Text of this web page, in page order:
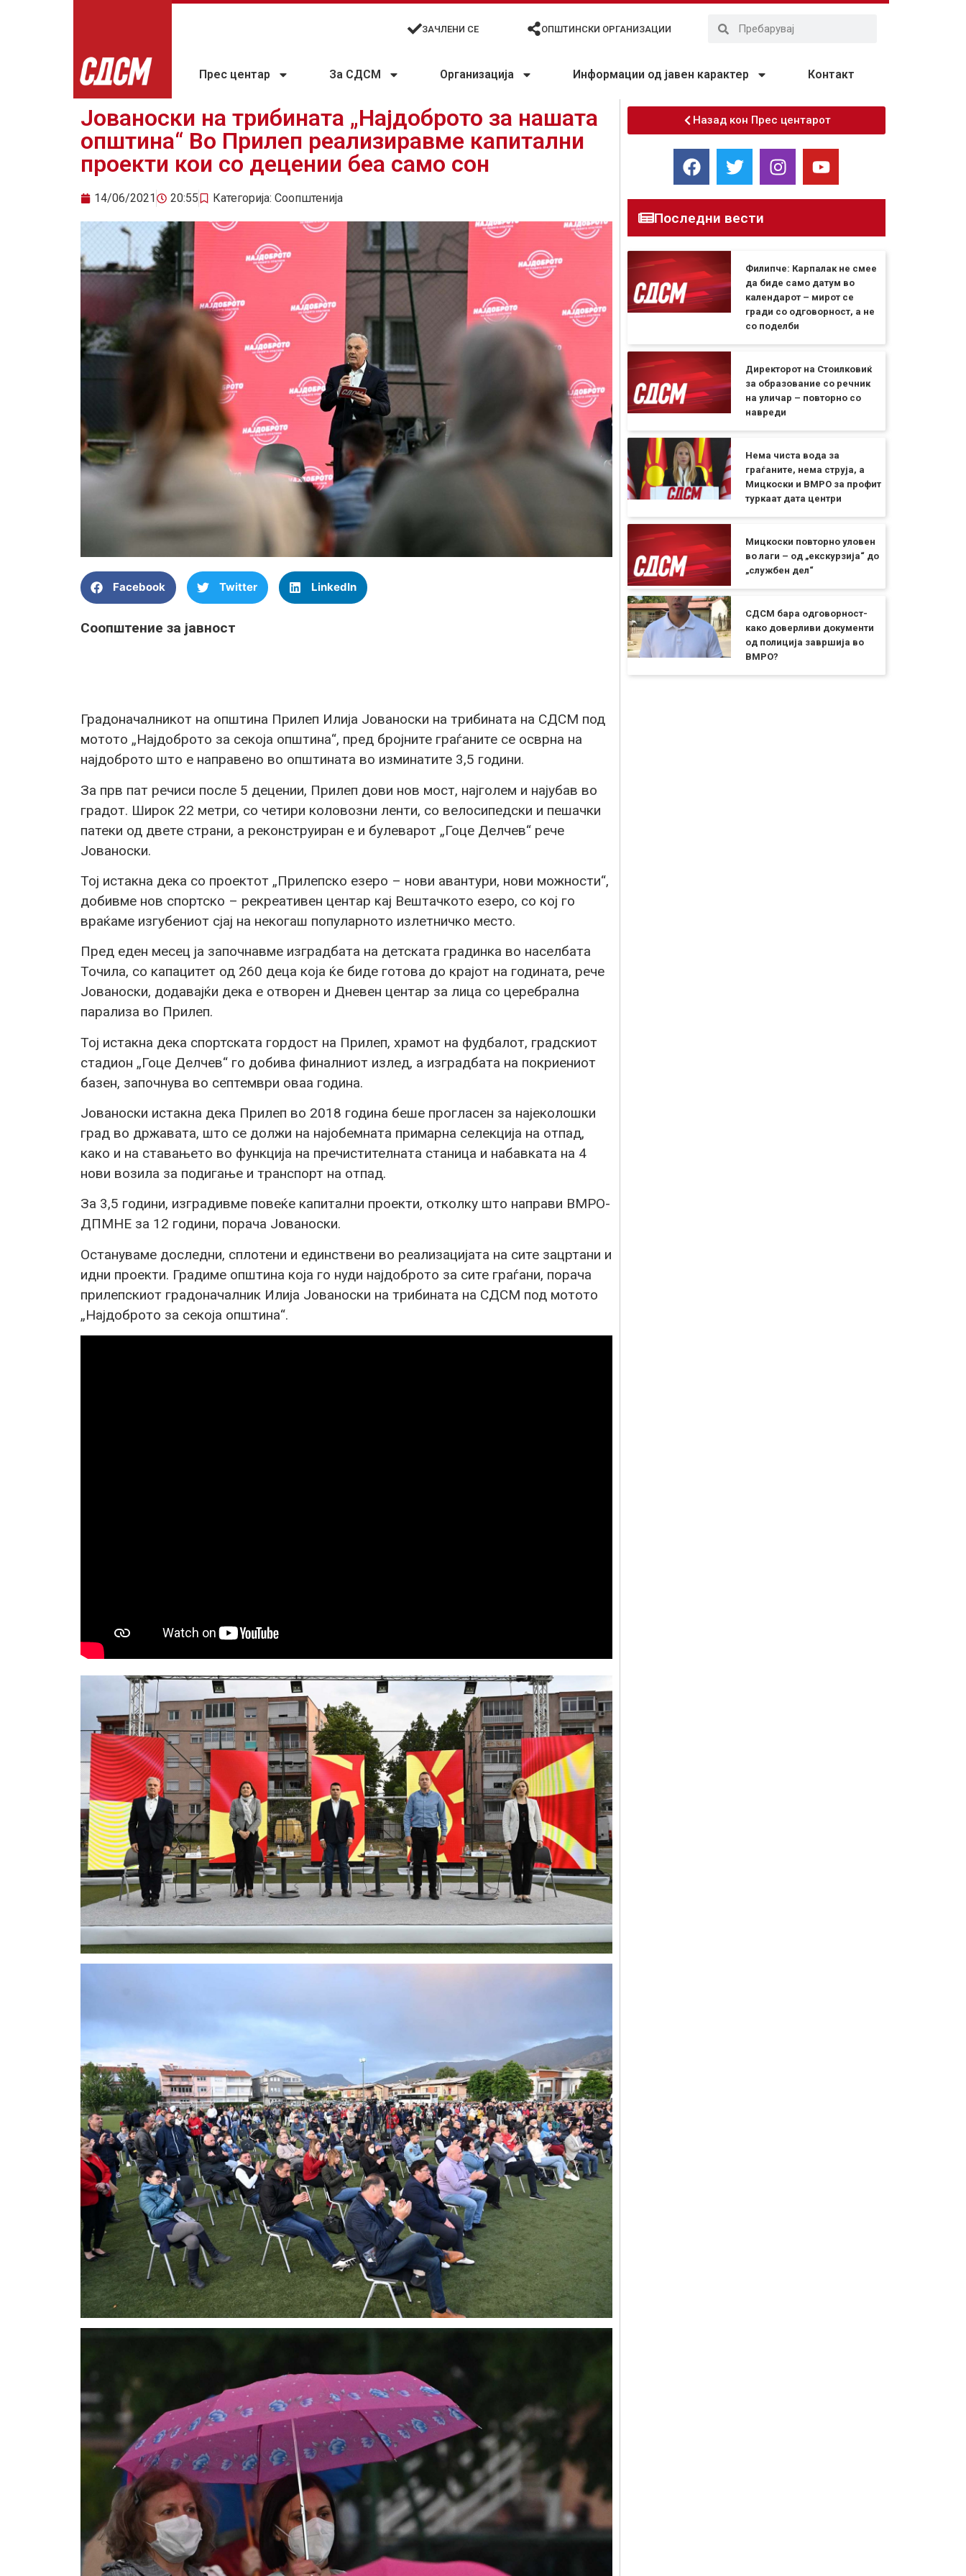
ЗАЧЛЕНИ СЕ ОПШТИНСКИ ОРГАНИЗАЦИИ
Прес центар За СДСМ Организација Информации од јавен карактер Контакт
Јованоски на трибината „Најдоброто за нашата
општина“ Во Прилеп реализиравме капитални
проекти кои со децении беа само сон
14/06/2021 20:55 Категорија: Соопштенија
Facebook Twitter LinkedIn
Соопштение за јавност
Градоначалникот на општина Прилеп Илија Јованоски на трибината на СДСМ под
мотото „Најдоброто за секоја општина“, пред бројните граѓаните се осврна на
најдоброто што е направено во општината во изминатите 3,5 години.
За прв пат речиси после 5 децении, Прилеп дови нов мост, најголем и најубав во
градот. Широк 22 метри, со четири коловозни ленти, со велосипедски и пешачки
патеки од двете страни, а реконструиран е и булеварот „Гоце Делчев“ рече
Јованоски.
Тој истакна дека со проектот „Прилепско езеро – нови авантури, нови можности“,
добивме нов спортско – рекреативен центар кај Вештачкото езеро, со кој го
враќаме изгубениот сјај на некогаш популарното излетничко место.
Пред еден месец ја започнавме изградбата на детската градинка во населбата
Точила, со капацитет од 260 деца која ќе биде готова до крајот на годината, рече
Јованоски, додавајќи дека е отворен и Дневен центар за лица со церебрална
парализа во Прилеп.
Тој истакна дека спортската гордост на Прилеп, храмот на фудбалот, градскиот
стадион „Гоце Делчев“ го добива финалниот излед, а изградбата на покриениот
базен, започнува во септември оваа година.
Јованоски истакна дека Прилеп во 2018 година беше прогласен за најеколошки
град во државата, што се должи на најобемната примарна селекција на отпад,
како и на ставањето во функција на пречистителната станица и набавката на 4
нови возила за подигање и транспорт на отпад.
За 3,5 години, изградивме повеќе капитални проекти, отколку што направи ВМРО-
ДПМНЕ за 12 години, порача Јованоски.
Остануваме доследни, сплотени и единствени во реализацијата на сите зацртани и
идни проекти. Градиме општина која го нуди најдоброто за сите граѓани, порача
прилепскиот градоначалник Илија Јованоски на трибината на СДСМ под мотото
„Најдоброто за секоја општина“.
Назад кон Прес центарот
Последни вести
Филипче: Карпалак не смее
да биде само датум во
календарот – мирот се
гради со одговорност, а не
со поделби
Директорот на Стоилковиќ
за образование со речник
на уличар – повторно со
навреди
Нема чиста вода за
граѓаните, нема струја, а
Мицкоски и ВМРО за профит
туркаат дата центри
Мицкоски повторно уловен
во лаги – од „екскурзија“ до
„службен дел“
СДСМ бара одговорност-
како доверливи документи
од полиција завршија во
ВМРО?